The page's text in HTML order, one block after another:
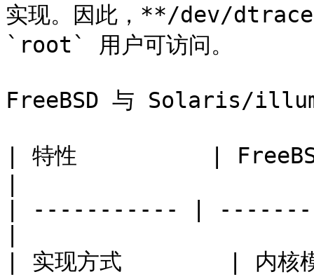
实现。因此，**/dev/
`root` 用户可访问。
FreeBSD 与 Solaris/
| 特性          |
| ----------- |
| 实现方式        | 内核